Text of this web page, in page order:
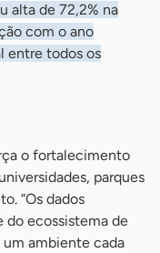
alta de 72,2% na
com o ano
entre todos os
o fortalecimento
parques
“Os dados
do ecossistema de
ambiente cada